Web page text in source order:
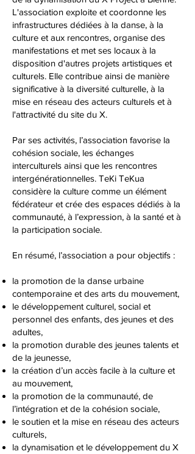
L'association exploite et coordonne les
infrastructures dédiées à la danse, à la
culture et aux rencontres, organise des
manifestations et met ses locaux à la
disposition d'autres projets artistiques et
culturels. Elle contribue ainsi de manière
significative à la diversité culturelle, à la
mise en réseau des acteurs culturels et à
l'attractivité du site du X.
Par ses activités, l’association favorise la
cohésion sociale, les échanges
interculturels ainsi que les rencontres
intergénérationnelles. TeKi TeKua
considère la culture comme un élément
fédérateur et crée des espaces dédiés à la
communauté, à l’expression, à la santé et à
la participation sociale.
En résumé, l’association a pour objectifs :
la promotion de la danse urbaine
contemporaine et des arts du mouvement,
le développement culturel, social et
personnel des enfants, des jeunes et des
adultes,
la promotion durable des jeunes talents et
de la jeunesse,
la création d’un accès facile à la culture et
au mouvement,
la promotion de la communauté, de
l’intégration et de la cohésion sociale,
le soutien et la mise en réseau des acteurs
culturels,
la dynamisation et le développement du X